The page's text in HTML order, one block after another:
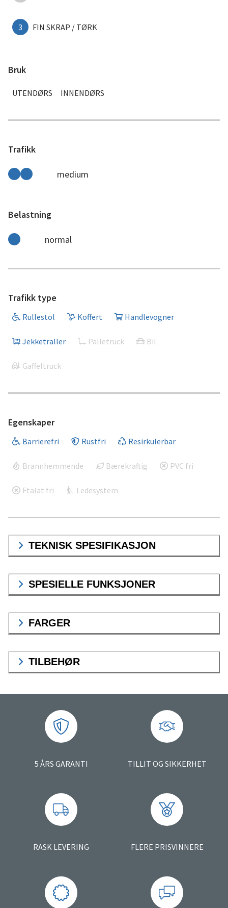
3 FIN SKRAP / TØRK
Bruk
UTENDØRS INNENDØRS
Trafikk
medium
Belastning
normal
Trafikk type
Rullestol Koffert Handlevogner
Jekketraller Palletruck Bil
Gaffeltruck
Egenskaper
Barrierefri Rustfri Resirkulerbar
Brannhemmende Bærekraftig PVC fri
Ftalat fri Ledesystem
TEKNISK SPESIFIKASJON
SPESIELLE FUNKSJONER
FARGER
TILBEHØR
5 ÅRS GARANTI TILLIT OG SIKKERHET
RASK LEVERING FLERE PRISVINNERE